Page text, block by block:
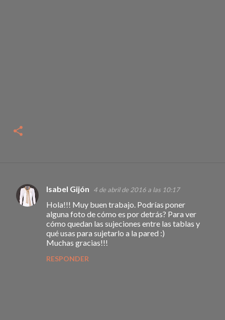
C
Isabel Gijón 4 de abril de 2016 a las 10:17
Hola!!! Muy buen trabajo. Podrías poner
alguna foto de cómo es por detrás? Para ver
cómo quedan las sujeciones entre las tablas y
qué usas para sujetarlo a la pared :)
Muchas gracias!!!
RESPONDER